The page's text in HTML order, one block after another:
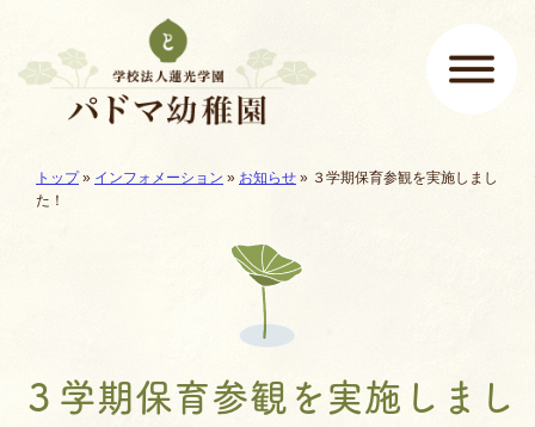
メインメニュー
ここから本文です。
現在地:
トップ» インフォメーション » お知らせ » ３学期保育参観を実施しまし
た！
３学期保育参観を実施しまし